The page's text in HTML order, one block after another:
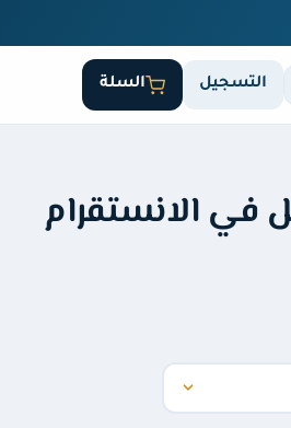
التسجيل السلة
في الانستقرام